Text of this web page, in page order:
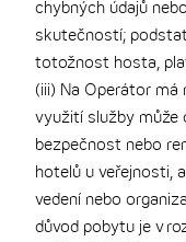
chybných údajů
skutečností;
totožnost hosta,
(iii) Na Operátor má
využití služby může
bezpečnost nebo
hotelů u veřejnosti,
vedení nebo
důvod pobytu je v